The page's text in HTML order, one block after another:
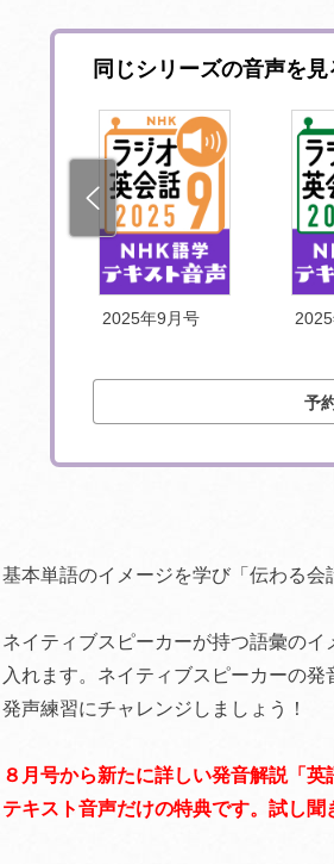
同じシリーズの音声を見
2025年9月号
予
基本単語のイメージを学び「伝わる会
ネイティブスピーカーが持つ語彙の
入れます。ネイティブスピーカーの
発声練習にチャレンジしましょう！
８月号から新たに詳しい発音解説「
テキスト音声だけの特典です。試し聞